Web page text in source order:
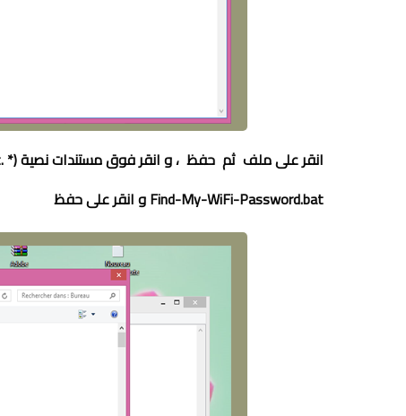
انقر على ملف ثم حفظ ،وانقر فوق مستندات نصية (* .txt) ومن القائمة المنسدلة، حدد All File
Find-My-WiFi-Password.batوانقر على حفظ